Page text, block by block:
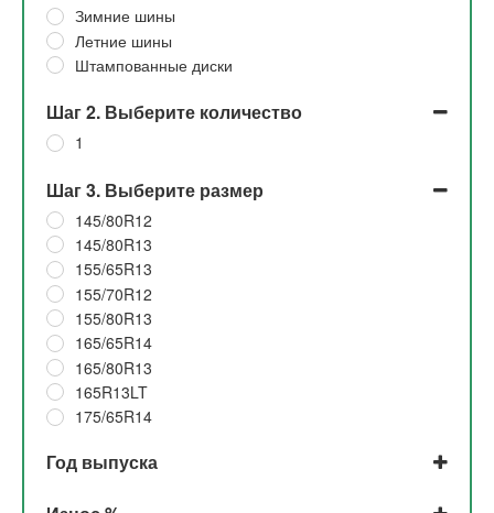
Зимние шины
Летние шины
Штампованные диски
Шаг 2. Выберите количество
1
Шаг 3. Выберите размер
145/80R12
145/80R13
155/65R13
155/70R12
155/80R13
165/65R14
165/80R13
165R13LT
175/65R14
175/80R15
Год выпуска